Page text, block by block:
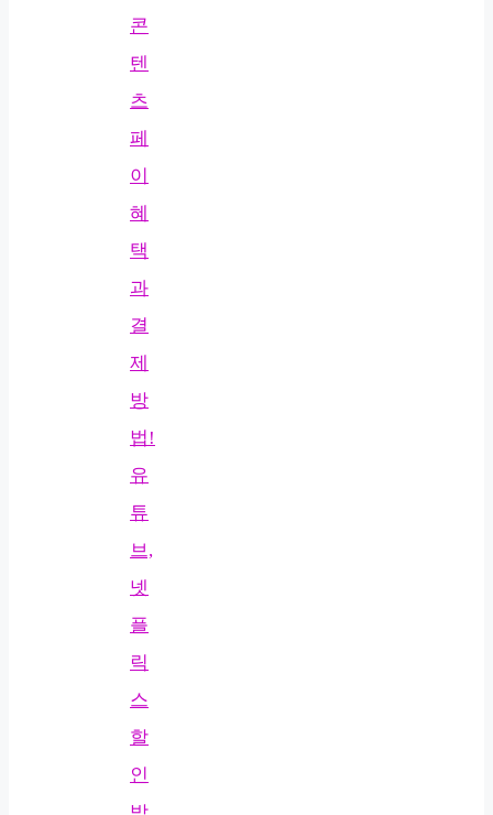
콘
텐
츠
페
이
혜
택
과
결
제
방
법!
유
튜
브,
넷
플
릭
스
할
인